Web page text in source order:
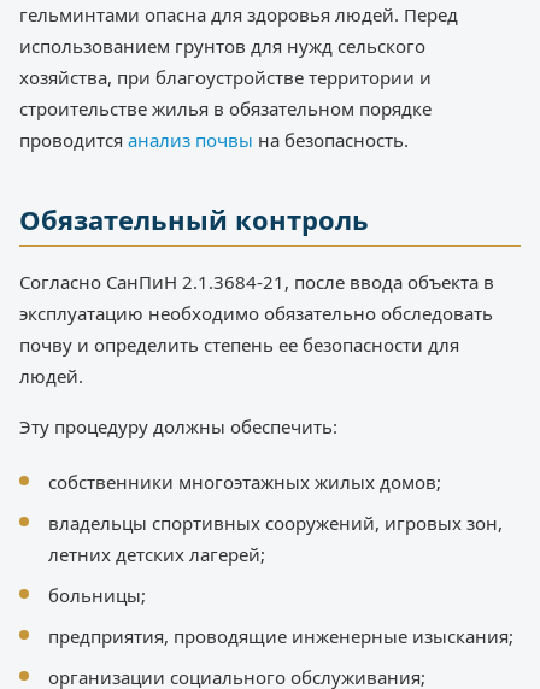
гельминтами опасна для здоровья людей. Перед
использованием грунтов для нужд сельского
хозяйства, при благоустройстве территории и
строительстве жилья в обязательном порядке
проводится анализ почвы на безопасность.
Обязательный контроль
Согласно СанПиН 2.1.3684-21, после ввода объекта в
эксплуатацию необходимо обязательно обследовать
почву и определить степень ее безопасности для
людей.
Эту процедуру должны обеспечить:
собственники многоэтажных жилых домов;
владельцы спортивных сооружений, игровых зон,
летних детских лагерей;
больницы;
предприятия, проводящие инженерные изыскания;
организации социального обслуживания;